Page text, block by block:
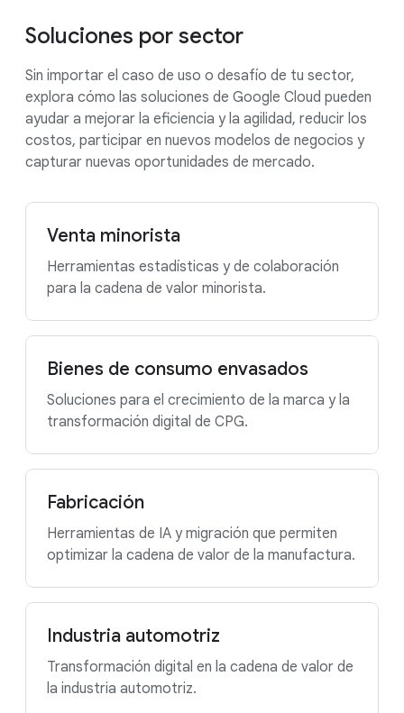
Soluciones por sector
Sin importar el caso de uso o desafío de tu sector,
explora cómo las soluciones de Google Cloud pueden
ayudar a mejorar la eficiencia y la agilidad, reducir los
costos, participar en nuevos modelos de negocios y
capturar nuevas oportunidades de mercado.
Venta minorista
Herramientas estadísticas y de colaboración
para la cadena de valor minorista.
Bienes de consumo envasados
Soluciones para el crecimiento de la marca y la
transformación digital de CPG.
Fabricación
Herramientas de IA y migración que permiten
optimizar la cadena de valor de la manufactura.
Industria automotriz
Transformación digital en la cadena de valor de
la industria automotriz.